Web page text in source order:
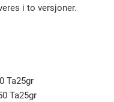
i to versjoner.
Ta25gr
Ta25gr